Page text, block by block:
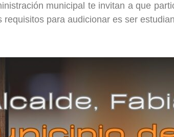
municipal te invitan a que
para audicionar es ser